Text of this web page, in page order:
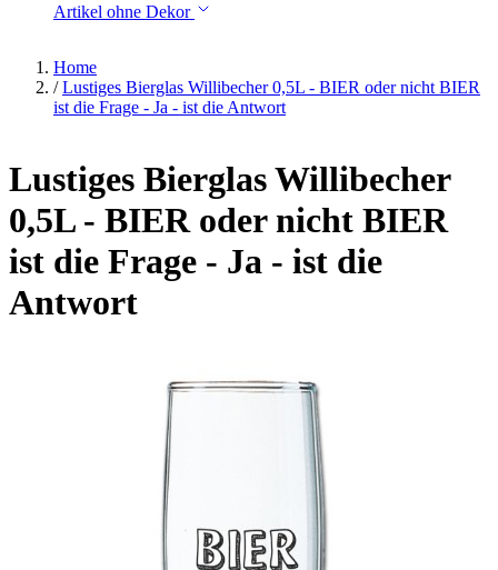
Artikel ohne Dekor
Home
/ Lustiges Bierglas Willibecher 0,5L - BIER oder nicht BIER
ist die Frage - Ja - ist die Antwort
Lustiges Bierglas Willibecher
0,5L - BIER oder nicht BIER
ist die Frage - Ja - ist die
Antwort